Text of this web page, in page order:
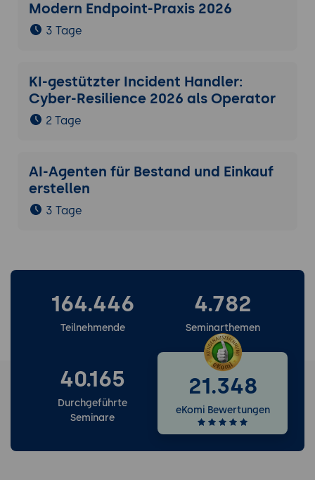
Rückmeldung.
Praxis-Übung: Persönliche 90-Tage-
Meilensteine, drei messbare Erfolgs-Anker
(z.B. Bearbeitungs-Zeit pro Angebot, Zeit
von Anfrage bis Versand, Quote
Seminar.
Modern Endpoint-Praxis 2026
3 Tage
KI-gestützter Incident Handler:
Cyber-Resilience 2026 als Operator
2 Tage
AI-Agenten für Bestand und Einkauf
erstellen
3 Tage
164.446
Teilnehmende
4.782
Seminarthemen
40.165
Durchgeführte
Seminare
21.348
eKomi Bewertungen